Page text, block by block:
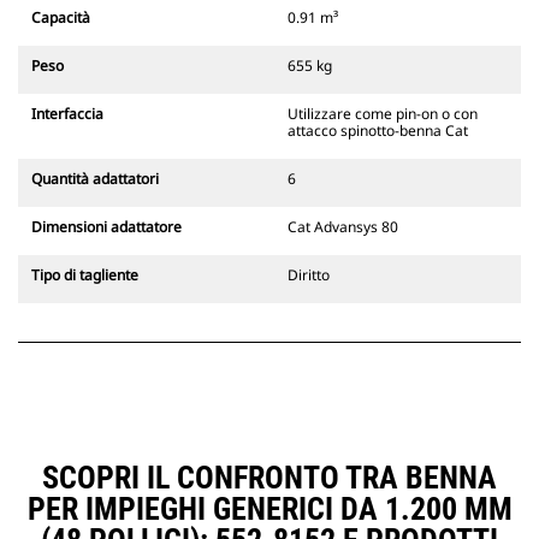
Cat sono compatibili con gli
gli escavatori gommati. Sono
larghezze per scavo di fossati.
sistema di attacco dedicato CW
fisse. Gli attacchi dedicati CW
bloccaggio a cuneo per mantenere
disponibili per tutti gli escavatori
Capacità 0.91 m³
Peso 655 kg
Interfaccia
Utilizzare come pin-on o con
attacco spinotto-benna Cat
Quantità adattatori 6
Dimensioni adattatore Cat Advansys 80
Tipo di tagliente Diritto
SCOPRI IL CONFRONTO TRA BENNA
PER IMPIEGHI GENERICI DA 1.200 MM